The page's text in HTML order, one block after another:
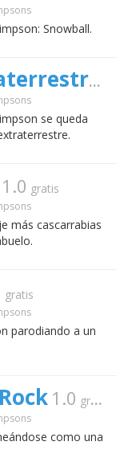
Snowball.
Homer y el extraterrestre
se queda
1.0 gratis
más cascarrabias
gratis
parodiando a un
1.0 gratis
como una